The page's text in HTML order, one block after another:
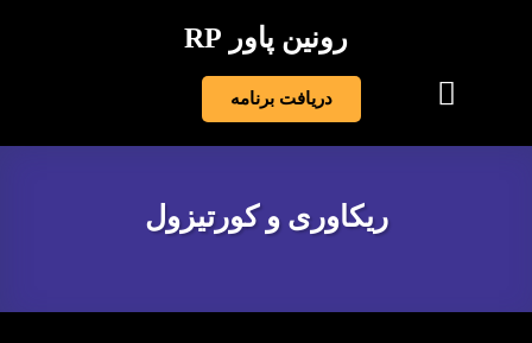
رونین پاور RP
دریافت برنامه
ریکاوری و کورتیزول